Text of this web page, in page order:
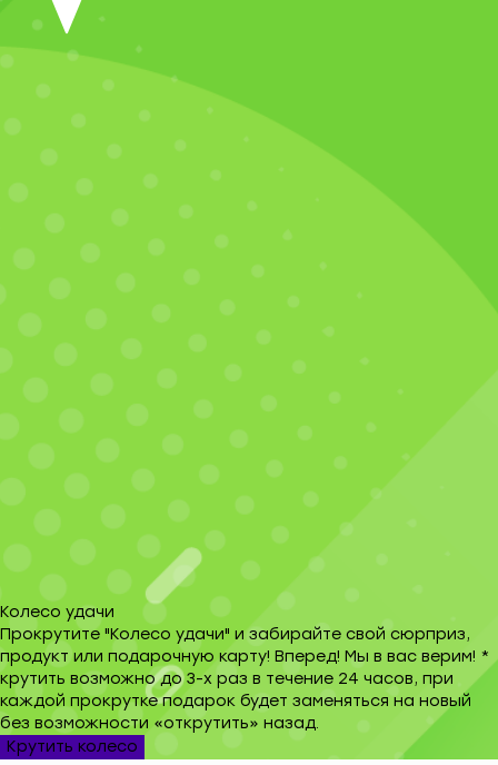
Колесо удачи
Прокрутите "Колесо удачи" и забирайте свой сюрприз,
продукт или подарочную карту! Вперед! Мы в вас верим! *
крутить возможно до 3-х раз в течение 24 часов, при
каждой прокрутке подарок будет заменяться на новый
без возможности «открутить» назад.
Крутить колесо